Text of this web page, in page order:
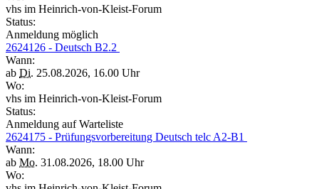
vhs im Heinrich-von-Kleist-Forum
Status:
Anmeldung möglich
2624126 - Deutsch B2.2
Wann:
ab Di. 25.08.2026, 16.00 Uhr
Wo:
vhs im Heinrich-von-Kleist-Forum
Status:
Anmeldung auf Warteliste
2624175 - Prüfungsvorbereitung Deutsch telc A2-B1
Wann:
ab Mo. 31.08.2026, 18.00 Uhr
Wo: